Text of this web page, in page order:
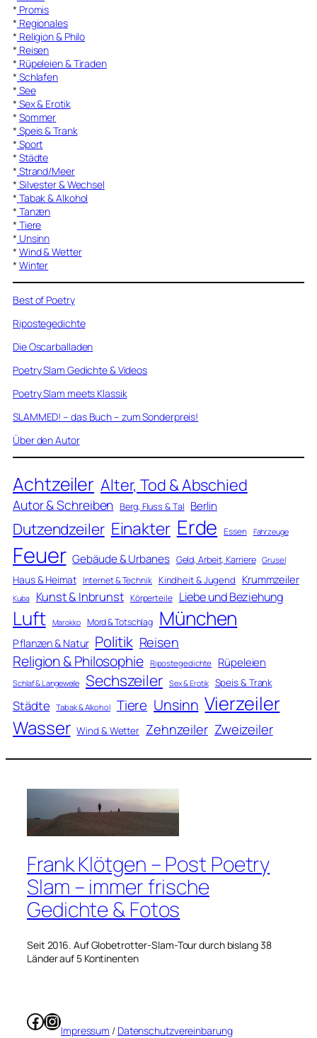
* Promis
* Regionales
* Religion & Philo
* Reisen
* Rüpeleien & Tiraden
* Schlafen
* See
* Sex & Erotik
* Sommer
* Speis & Trank
* Sport
* Städte
* Strand/Meer
* Silvester & Wechsel
* Tabak & Alkohol
* Tanzen
* Tiere
* Unsinn
* Wind & Wetter
* Winter
Best of Poetry
Ripostegedichte
Die Oscarballaden
Poetry Slam Gedichte & Videos
Poetry Slam meets Klassik
SLAMMED! – das Buch – zum Sonderpreis!
Über den Autor
Achtzeiler Alter, Tod & Abschied
Autor & Schreiben Berg, Fluss & Tal Berlin
Dutzendzeiler Einakter Erde Essen Fahrzeuge
Feuer Gebäude & Urbanes Geld, Arbeit, Karriere Grusel
Haus & Heimat Internet & Technik Kindheit & Jugend Krummzeiler
Kuba Kunst & Inbrunst Körperteile Liebe und Beziehung
Luft Marokko Mord & Totschlag München
Pflanzen & Natur Politik Reisen
Religion & Philosophie Ripostegedichte Rüpeleien
Schlaf & Langeweile Sechszeiler Sex & Erotik Speis & Trank
Städte Tabak & Alkohol Tiere Unsinn Vierzeiler
Wasser Wind & Wetter Zehnzeiler Zweizeiler
Frank Klötgen – Post Poetry
Slam – immer frische
Gedichte & Fotos
Seit 2016. Auf Globetrotter-Slam-Tour durch bislang 38
Länder auf 5 Kontinenten
Facebook
Instagram
Impressum / Datenschutzvereinbarung